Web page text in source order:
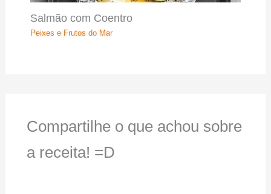
Salmão com Coentro
Peixes e Frutos do Mar
Compartilhe o que achou sobre
a receita! =D